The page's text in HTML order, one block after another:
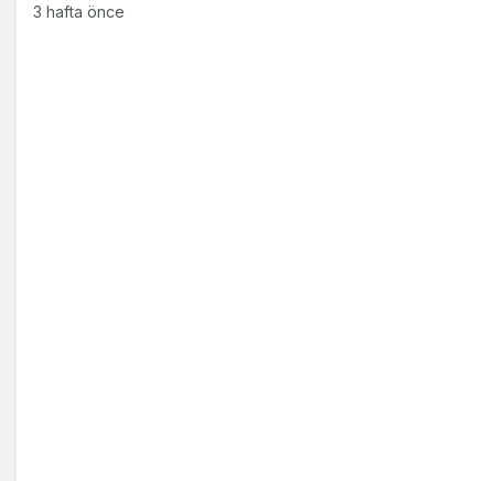
3 hafta önce